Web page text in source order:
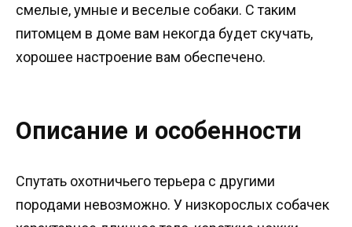
смелые, умные и веселые собаки. С таким
питомцем в доме вам некогда будет скучать,
хорошее настроение вам обеспечено.
Описание и особенности
Спутать охотничьего терьера с другими
породами невозможно. У низкорослых собачек